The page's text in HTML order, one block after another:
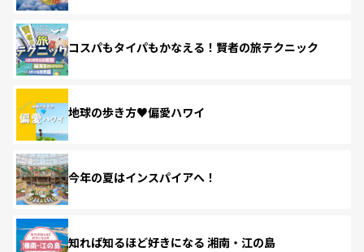
コスパもタイパもかなえる！賢者の旅テクニック
地球の歩き方♥偏愛ハワイ
今年の夏はインスパイアへ！
知れば知るほど好きになる 湘南・江の島